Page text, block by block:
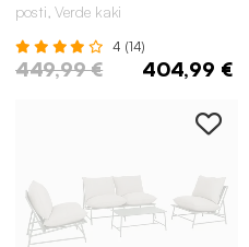
posti, Verde kaki
4 (14)
449,99 € 404,99 €